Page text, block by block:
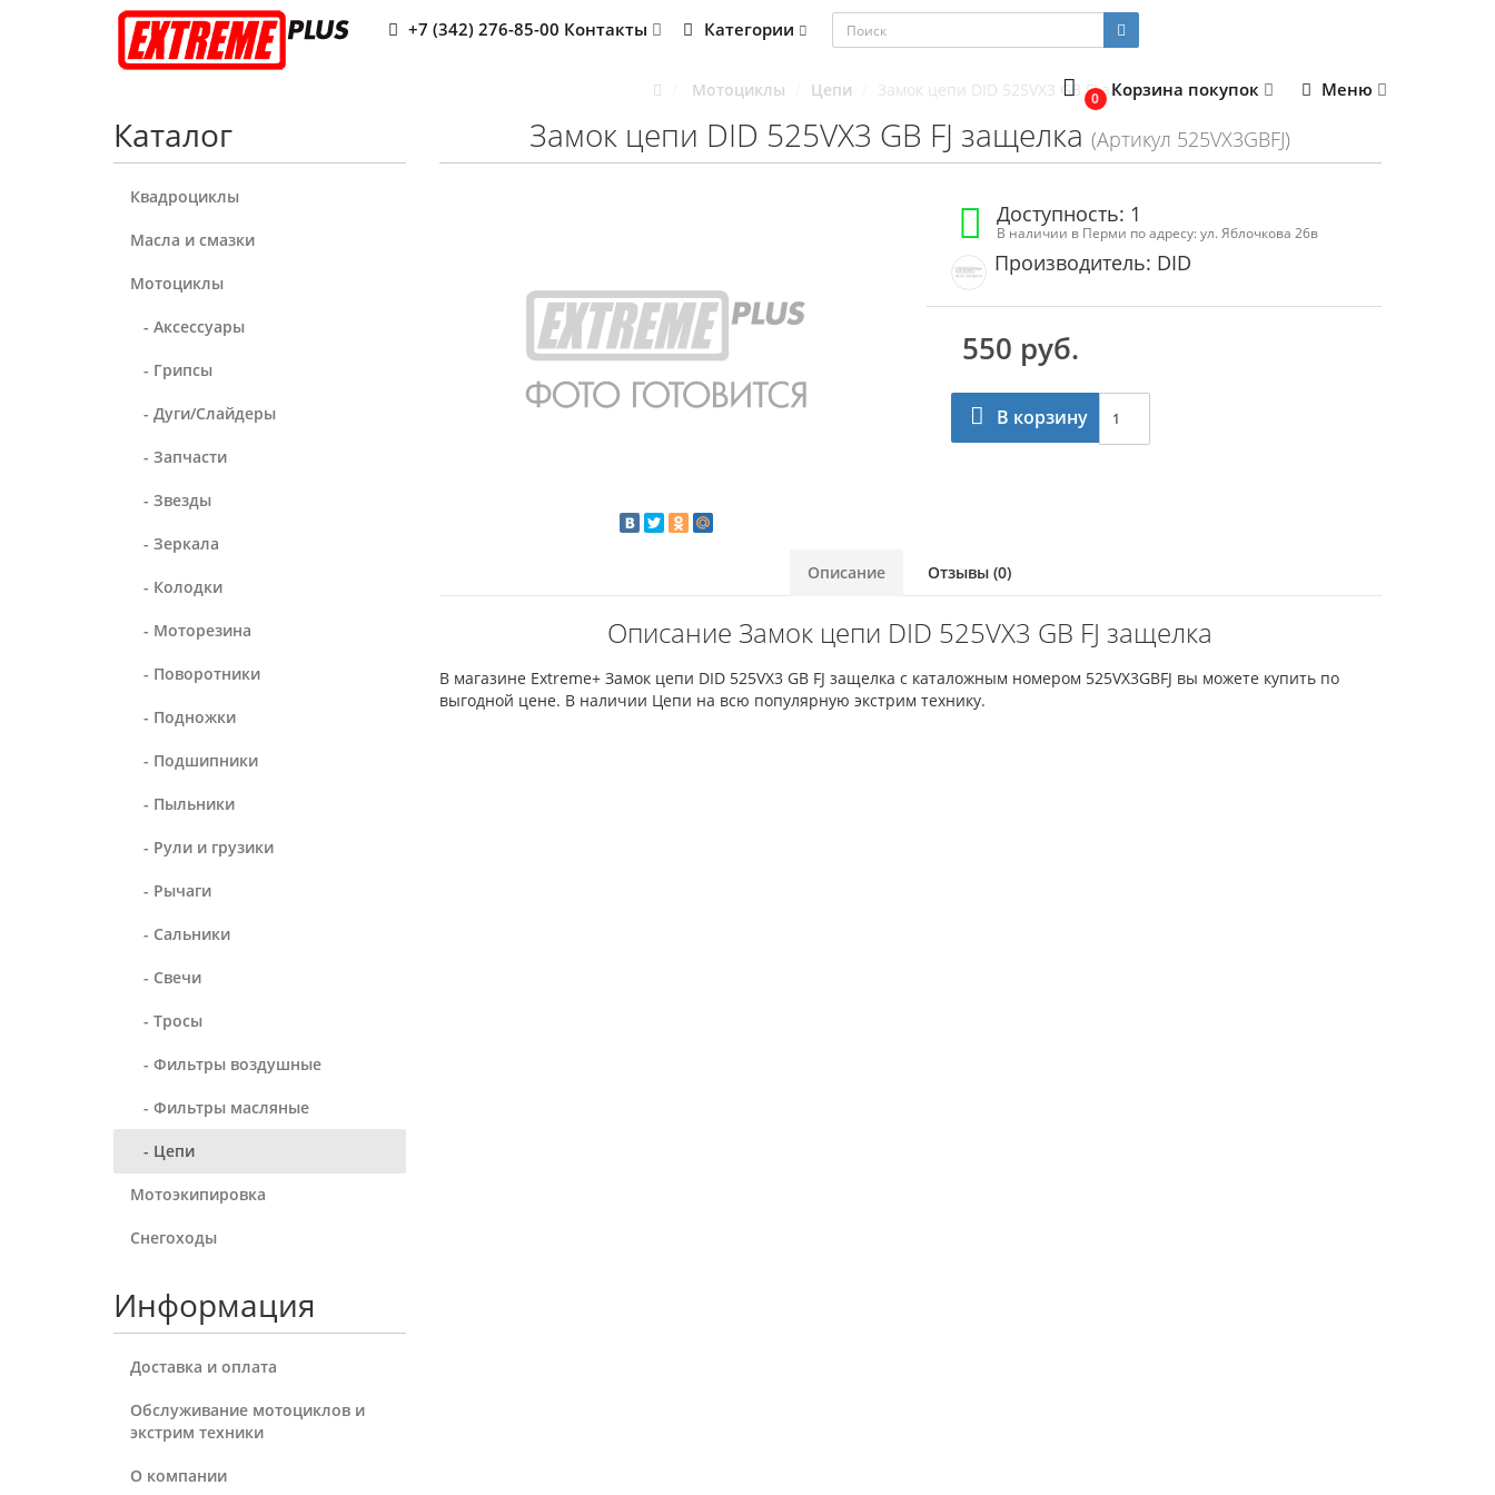
+7 (342) 276-85-00 Контакты Категории
0 Корзина покупок Меню
Каталог
Квадроциклы
Масла и смазки
Мотоциклы
- Аксессуары
- Грипсы
- Дуги/Слайдеры
- Запчасти
- Звезды
- Зеркала
- Колодки
- Моторезина
- Поворотники
- Подножки
- Подшипники
- Пыльники
- Рули и грузики
- Рычаги
- Сальники
- Свечи
- Тросы
- Фильтры воздушные
- Фильтры масляные
- Цепи
Мотоэкипировка
Снегоходы
Информация
Доставка и оплата
Обслуживание мотоциклов и
экстрим техники
О компании
Мотоциклы Цепи Замок цепи DID 525VX3 GB FJ защелка
Замок цепи DID 525VX3 GB FJ защелка (Артикул 525VX3GBFJ)
Доступность: 1
В наличии в Перми по адресу: ул. Яблочкова 26в
Производитель: DID
550 руб.
В корзину
Описание Отзывы (0)
Описание Замок цепи DID 525VX3 GB FJ защелка
В магазине Extreme+ Замок цепи DID 525VX3 GB FJ защелка с каталожным номером 525VX3GBFJ вы можете купить по
выгодной цене. В наличии Цепи на всю популярную экстрим технику.